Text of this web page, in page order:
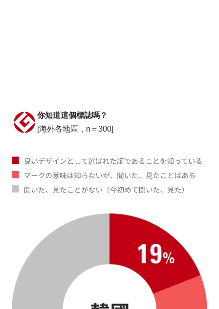
你知道這個標誌嗎？
[海外各地區，n＝300]